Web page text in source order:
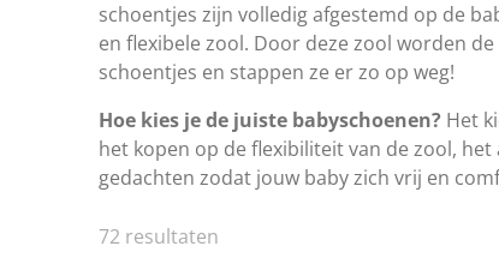
schoentjes zijn volledig afgestemd op de
en flexibele zool. Door deze zool worden
schoentjes en stappen ze er zo op weg!
Hoe kies je de juiste babyschoenen? Het
het kopen op de flexibiliteit van de zool,
gedachten zodat jouw baby zich vrij en
72 resultaten